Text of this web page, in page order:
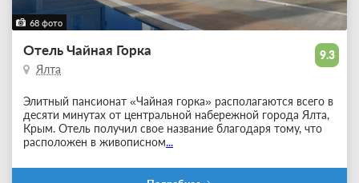
68 фото
9.3
Отель Чайная Горка
Ялта
Элитный пансионат «Чайная горка» располагаются всего в
десяти минутах от центральной набережной города Ялта,
Крым. Отель получил свое название благодаря тому, что
расположен в живописном...